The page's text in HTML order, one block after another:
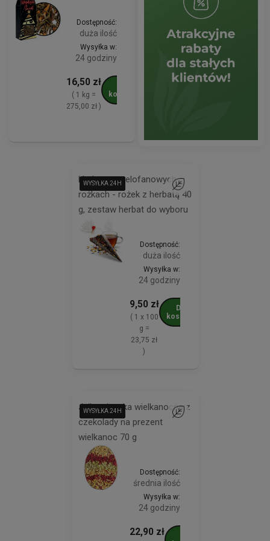
Dostępność:
duża ilość
Wysyłka w:
24 godziny
16,50 zł
( 1 kg =
275,00 zł )
koszyka
Herbaty w celofanowych
rożkach - rożek z herbatą 40
g, zestaw herbat do wyboru
WYSYŁKA 24H
WYSYŁKA 24H
WYSYŁKA 24H
WYSYŁKA 24H
Dostępność:
duża ilość
Wysyłka w:
24 godziny
9,50 zł
( 1 x 100
g =
23,75 zł
)
Do
koszyka
Do ulubionych
Jajko pisanka wielkanocna z
czekolady na prezent
wielkanoc 70 g
WYSYŁKA 24H
WYSYŁKA 24H
WYSYŁKA 24H
WYSYŁKA 24H
Dostępność:
średnia ilość
Wysyłka w:
24 godziny
22,90 zł
Do ulubionych